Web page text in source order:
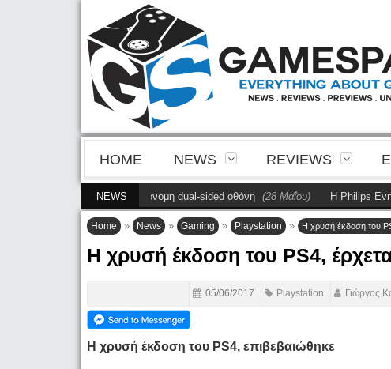
HOME NEWS REVIEWS
NEWS
την πρώτη αυτόνομη dual-sided οθόνη (28 Μαΐου) Η Philips Evnia
Home » News » Gaming » Playstation » Η χρυσή έκδοση του
Η χρυσή έκδοση του PS4,
05/06/2017 Playstation Γιώργος
Η χρυσή έκδοση του PS4, επιβεβαιώθηκε